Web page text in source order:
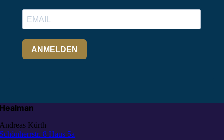
Healman
Andreas Kürth
Schönherrstr. 8 Haus 5a